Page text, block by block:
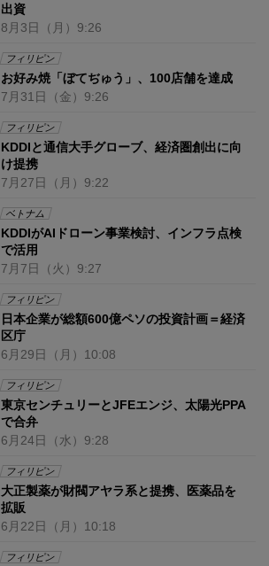
出資
8月3日 （月） 9:26
フィリピン
お好み焼「ぼてぢゅう」、100店舗を達成
7月31日 （金） 9:26
フィリピン
KDDIと通信大手グローブ、経済圏創出に向
け提携
7月27日 （月） 9:22
ベトナム
KDDIがAIドローン事業検討、インフラ点検
で活用
7月7日 （火） 9:27
フィリピン
日本企業が総額600億ペソの投資計画＝経済
区庁
6月29日 （月） 10:08
フィリピン
東京センチュリーとJFEエンジ、太陽光PPA
で合弁
6月24日 （水） 9:28
フィリピン
大正製薬が財閥アヤラ系と提携、医薬品を
拡販
6月22日 （月） 10:18
フィリピン